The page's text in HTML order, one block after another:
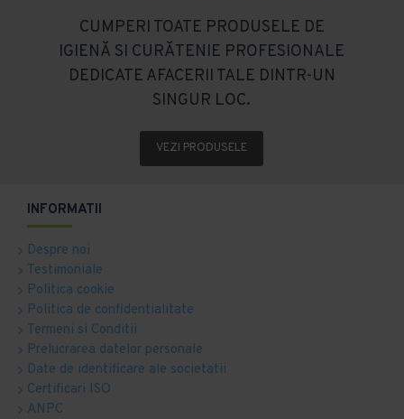
CUMPERI TOATE PRODUSELE DE
IGIENĂ SI CURĂTENIE PROFESIONALE
DEDICATE AFACERII TALE DINTR-UN
SINGUR LOC.
VEZI PRODUSELE
INFORMATII
Despre noi
Testimoniale
Politica cookie
Politica de confidentialitate
Termeni si Conditii
Prelucrarea datelor personale
Date de identificare ale societatii
Certificari ISO
ANPC